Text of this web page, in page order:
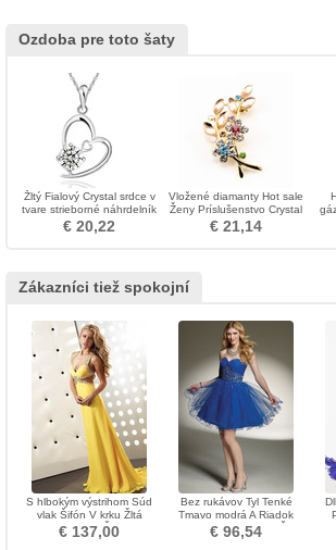
Ozdoba pre toto šaty
Žltý Fialový Crystal srdce v
tvare strieborné náhrdelník
a prívesok
€ 20,22
Vložené diamanty Hot sale
Ženy Príslušenstvo Crystal
Leaf Brooch
€ 21,14
Zákazníci tiež spokojní
S hlbokým výstrihom Súd
vlak Šifón V krku Žltá
Stužková Šaty
€ 137,00
Bez rukávov Tyl Tenké
Tmavo modrá A Riadok
Opuchnuté Stužková Šaty
€ 96,54